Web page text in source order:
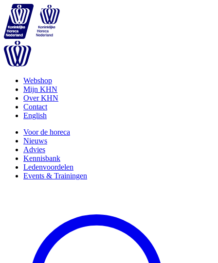
Webshop
Mijn KHN
Over KHN
Contact
English
Voor de horeca
Nieuws
Advies
Kennisbank
Ledenvoordelen
Events & Trainingen